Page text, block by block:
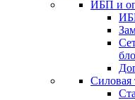
ИБП и
Силовая